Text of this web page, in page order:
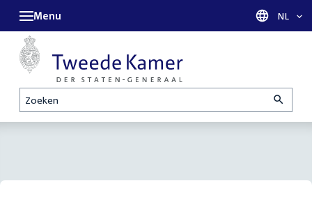
Zoeken
Menu Taal
NL